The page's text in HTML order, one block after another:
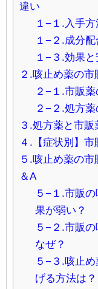
違い
１−１.入手
１−２.成分
１−３.効果
２.咳止め薬の
２−１.市販
２−２.処方
３.処方薬と市
４.【症状別】
５.咳止め薬の
＆A
５−１.市販
果が弱い？
５−２.市販
なぜ？
５−３.咳止
げる方法は？